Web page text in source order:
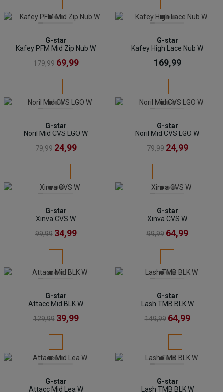
G-star
Kafey PFM Mid Zip Nub W
179,99 69,99
G-star
Kafey High Lace Nub W
169,99
G-star
Noril Mid CVS LGO W
79,99 24,99
G-star
Noril Mid CVS LGO W
79,99 24,99
G-star
Xinva CVS W
99,99 34,99
G-star
Xinva CVS W
99,99 64,99
G-star
Attacc Mid BLK W
129,99 39,99
G-star
Lash TMB BLK W
149,99 64,99
G-star
Attacc Mid Lea W
G-star
Lash TMB BLK W